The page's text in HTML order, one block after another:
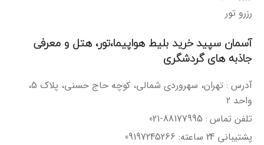
رزرو تور
آسمان سپید خرید بلیط هواپیما،تور، هتل و معرفی
جاذبه های گردشگری
آدرس : تهران، سهروردی شمالی، کوچه حاج حسنی، پلاک 5،
واحد 2
تلفن تماس : 88177995-021
پشتیبانی 24 ساعته: 09197245266